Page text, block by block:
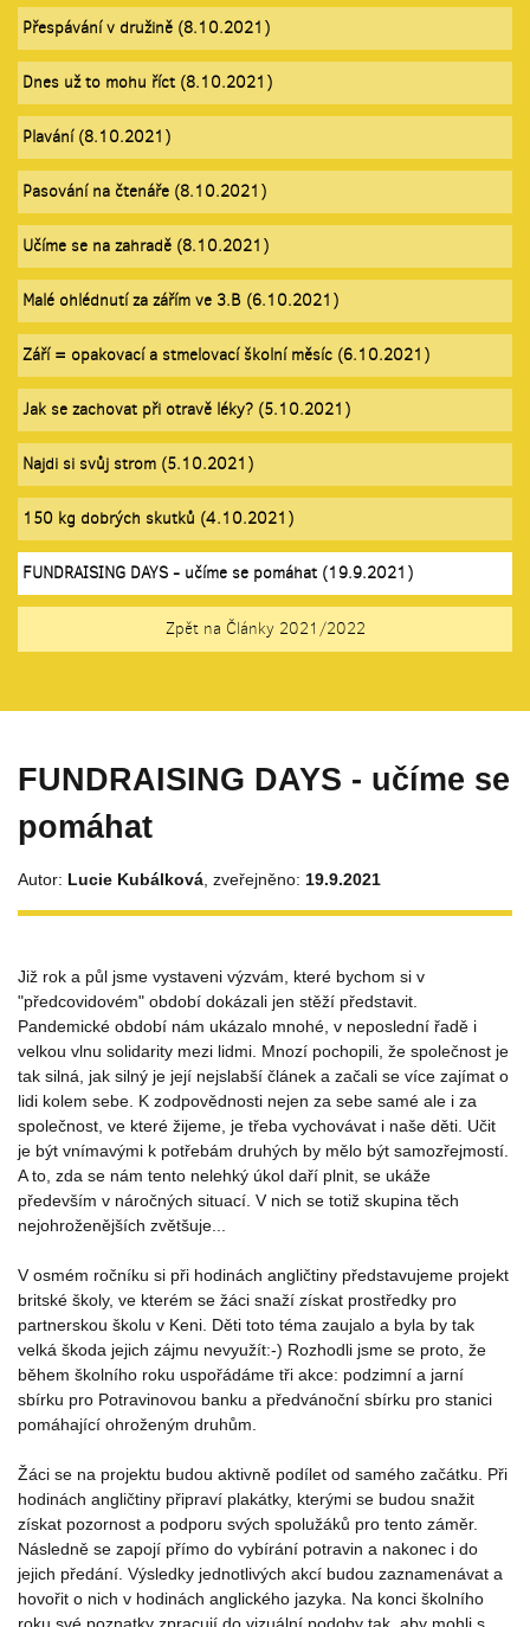
Přespávání v družině (8.10.2021)
Dnes už to mohu říct (8.10.2021)
Plavání (8.10.2021)
Pasování na čtenáře (8.10.2021)
Učíme se na zahradě (8.10.2021)
Malé ohlédnutí za zářím ve 3.B (6.10.2021)
Září = opakovací a stmelovací školní měsíc (6.10.2021)
Jak se zachovat při otravě léky? (5.10.2021)
Najdi si svůj strom (5.10.2021)
150 kg dobrých skutků (4.10.2021)
FUNDRAISING DAYS - učíme se pomáhat (19.9.2021)
Zpět na Články 2021/2022
FUNDRAISING DAYS - učíme se
pomáhat
Autor: Lucie Kubálková , zveřejněno: 19.9.2021
Již rok a půl jsme vystaveni výzvám, které bychom si v
"předcovidovém" období dokázali jen stěží představit.
Pandemické období nám ukázalo mnohé, v neposlední řadě i
velkou vlnu solidarity mezi lidmi. Mnozí pochopili, že společnost je
tak silná, jak silný je její nejslabší článek a začali se více zajímat o
lidi kolem sebe. K zodpovědnosti nejen za sebe samé ale i za
společnost, ve které žijeme, je třeba vychovávat i naše děti. Učit
je být vnímavými k potřebám druhých by mělo být samozřejmostí.
A to, zda se nám tento nelehký úkol daří plnit, se ukáže
především v náročných situací. V nich se totiž skupina těch
nejohroženějších zvětšuje...
V osmém ročníku si při hodinách angličtiny představujeme projekt
britské školy, ve kterém se žáci snaží získat prostředky pro
partnerskou školu v Keni. Děti toto téma zaujalo a byla by tak
velká škoda jejich zájmu nevyužít:-) Rozhodli jsme se proto, že
během školního roku uspořádáme tři akce: podzimní a jarní
sbírku pro Potravinovou banku a předvánoční sbírku pro stanici
pomáhající ohroženým druhům.
Žáci se na projektu budou aktivně podílet od samého začátku. Při
hodinách angličtiny připraví plakátky, kterými se budou snažit
získat pozornost a podporu svých spolužáků pro tento záměr.
Následně se zapojí přímo do vybírání potravin a nakonec i do
jejich předání. Výsledky jednotlivých akcí budou zaznamenávat a
hovořit o nich v hodinách anglického jazyka. Na konci školního